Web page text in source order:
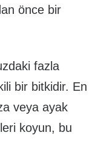
önce bir
fazla
bir bitkidir. En
veya ayak
koyun, bu